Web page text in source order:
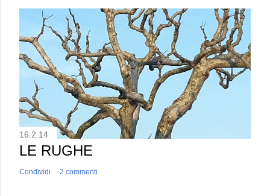
16.2.14
LE RUGHE
Condividi 2 commenti